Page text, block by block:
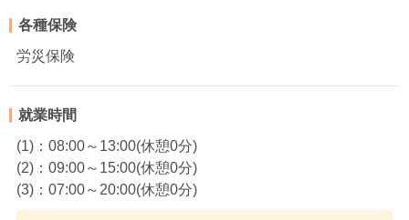
各種保険
労災保険
就業時間
(1)：08:00～13:00(休憩0分)
(2)：09:00～15:00(休憩0分)
(3)：07:00～20:00(休憩0分)